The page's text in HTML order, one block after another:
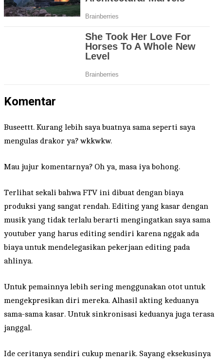
Komentar
Buseettt. Kurang lebih saya buatnya sama seperti saya
mengulas drakor ya? wkkwkw.
Mau jujur komentarnya? Oh ya, masa iya bohong.
Terlihat sekali bahwa FTV ini dibuat dengan biaya
produksi yang sangat rendah. Editing yang kasar dengan
musik yang tidak terlalu berarti mengingatkan saya sama
youtuber yang harus editing sendiri karena nggak ada
biaya untuk mendelegasikan pekerjaan editing pada
ahlinya.
Untuk pemainnya lebih sering menggunakan otot untuk
mengekpresikan diri mereka. Alhasil akting keduanya
sama-sama kasar. Untuk sinkronisasi keduanya juga terasa
janggal.
Ide ceritanya sendiri cukup menarik. Sayang eksekusinya